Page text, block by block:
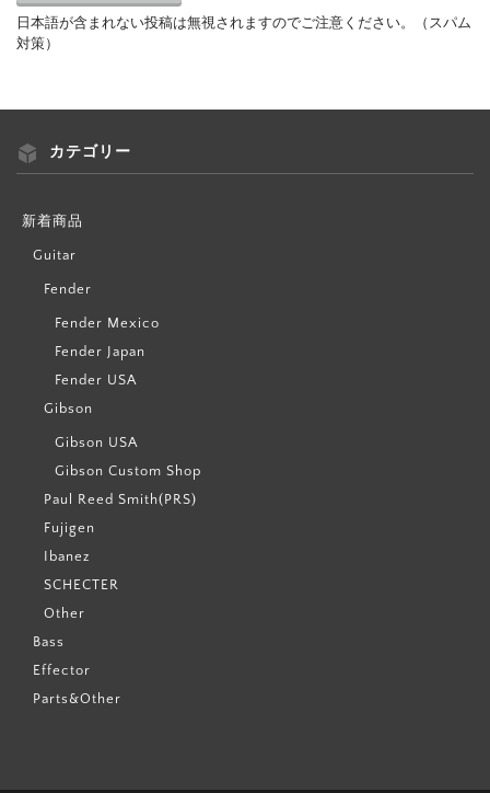
日本語が含まれない投稿は無視されますのでご注意ください。（スパム
対策）
カテゴリー
新着商品
Guitar
Fender
Fender Mexico
Fender Japan
Fender USA
Gibson
Gibson USA
Gibson Custom Shop
Paul Reed Smith(PRS)
Fujigen
Ibanez
SCHECTER
Other
Bass
Effector
Parts&Other